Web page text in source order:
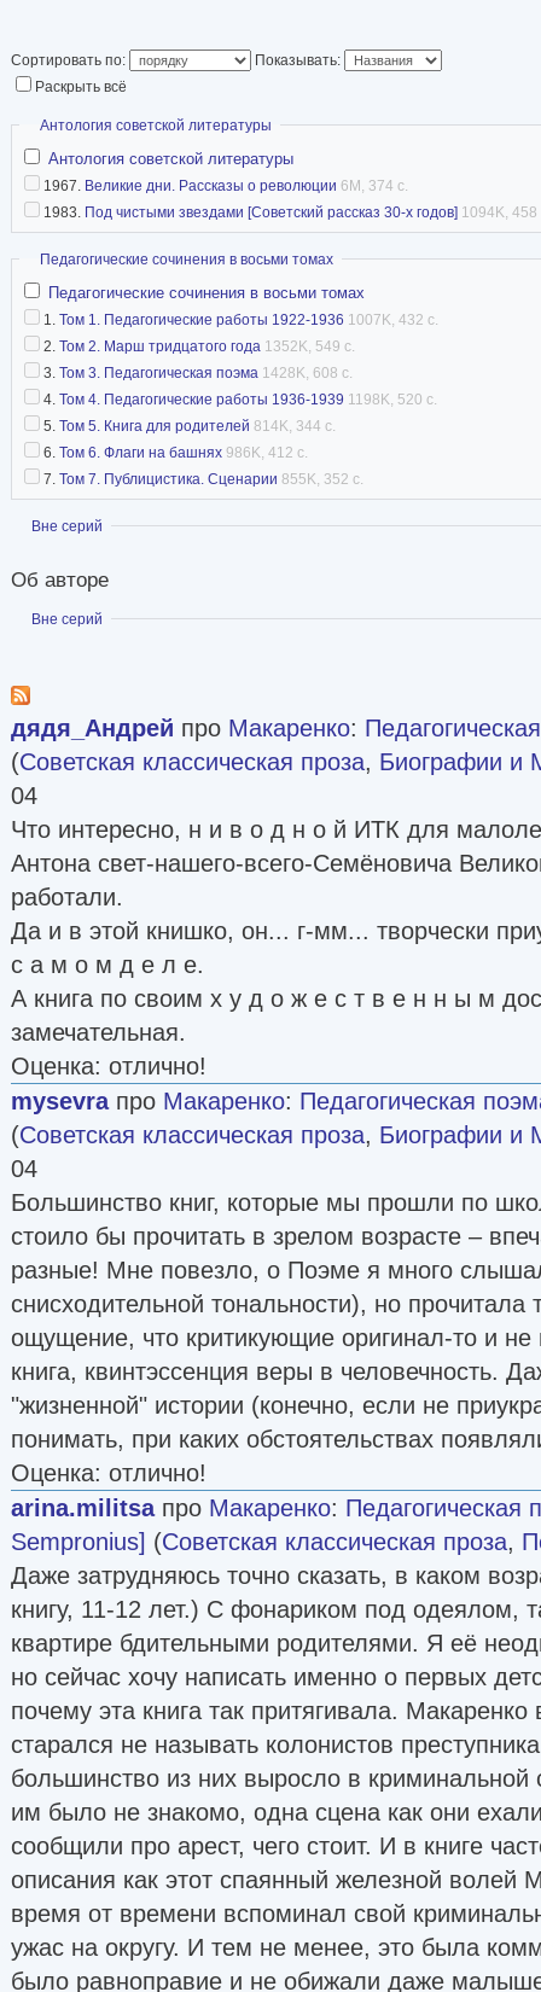
Сортировать по:
Показывать:
Раскрыть всё
Скрыть
Антология советской литературы
Антология советской литературы
1967. Великие дни. Рассказы о революции 6M, 374 с.
1983. Под чистыми звездами [Советский рассказ 30-х годов] 1094K, 458
Скрыть
Педагогические сочинения в восьми томах
Педагогические сочинения в восьми томах
1. Том 1. Педагогические работы 1922-1936 1007K, 432 с.
2. Том 2. Марш тридцатого года 1352K, 549 с.
3. Том 3. Педагогическая поэма 1428K, 608 с.
4. Том 4. Педагогические работы 1936-1939 1198K, 520 с.
5. Том 5. Книга для родителей 814K, 344 с.
6. Том 6. Флаги на башнях 986K, 412 с.
7. Том 7. Публицистика. Сценарии 855K, 352 с.
Показать
Вне серий
Об авторе
Показать
Вне серий
дядя_Андрей про Макаренко:
(Советская классическая проза, Биографии и
04
Что интересно, н и в о д н о й ИТК для
Антона свет-нашего-всего-Семёновича
работали.
Да и в этой книшко, он... г-мм... творчески
с а м о м д е л е.
А книга по своим х у д о ж е с т в е н н ы м
замечательная.
Оценка: отлично!
mysevraпро Макаренко: Педагогическая
(Советская классическая проза, Биографии и
04
Большинство книг, которые мы прошли по
стоило бы прочитать в зрелом возрасте –
разные! Мне повезло, о Поэме я много
снисходительной тональности), но прочитала
ощущение, что критикующие оригинал-то и
книга, квинтэссенция веры в человечность.
"жизненной" истории (конечно, если не
понимать, при каких обстоятельствах
Оценка: отлично!
arina.militsaпро Макаренко:
Sempronius] (Советская классическая проза,
Даже затрудняюсь точно сказать, в каком
книгу, 11-12 лет.) С фонариком под одеялом,
квартире бдительными родителями. Я её
но сейчас хочу написать именно о первых
почему эта книга так притягивала. Макаренко
старался не называть колонистов
большинство из них выросло в криминальной
им было не знакомо, одна сцена как они
сообщили про арест, чего стоит. И в книге
описания как этот спаянный железной волей
время от времени вспоминал свой
ужас на округу. И тем не менее, это была
было равноправие и не обижали даже